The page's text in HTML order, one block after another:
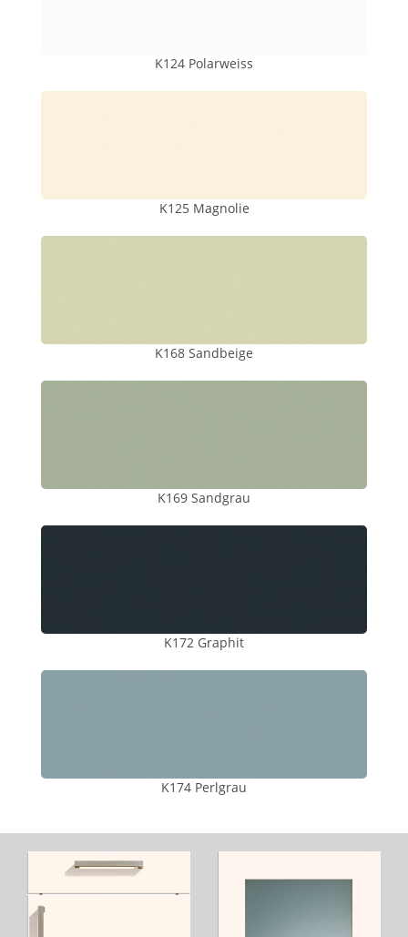
K124 Polarweiss
K125 Magnolie
K168 Sandbeige
K169 Sandgrau
K172 Graphit
K174 Perlgrau